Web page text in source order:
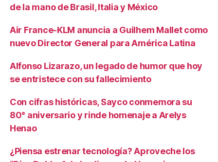
de la mano de Brasil, Italia y México
Air France-KLM anuncia a Guilhem Mallet como
nuevo Director General para América Latina
Alfonso Lizarazo, un legado de humor que hoy
se entristece con su fallecimiento
Con cifras históricas, Sayco conmemora su
80° aniversario y rinde homenaje a Arelys
Henao
¿Piensa estrenar tecnología? Aproveche los